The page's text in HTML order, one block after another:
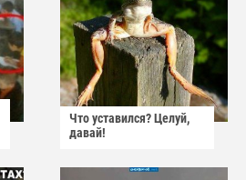
Что уставился? Целуй,
давай!